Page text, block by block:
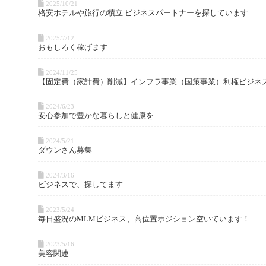
2025/10/21
格安ホテルや旅行の積立 ビジネスパートナーを探しています
2025/7/12
おもしろく稼げます
2024/11/25
【固定費（家計費）削減】インフラ事業（国策事業）利権ビジネ
2024/6/23
安心参加で豊かな暮らしと健康を
2024/5/21
ダウンさん募集
2024/3/16
ビジネスで、探してます
2023/5/24
毎日盛況のMLMビジネス、高位置ポジション空いています！
2023/5/16
美容関連